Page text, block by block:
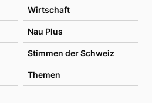
Wirtschaft
Nau Plus
Stimmen der Schweiz
Themen